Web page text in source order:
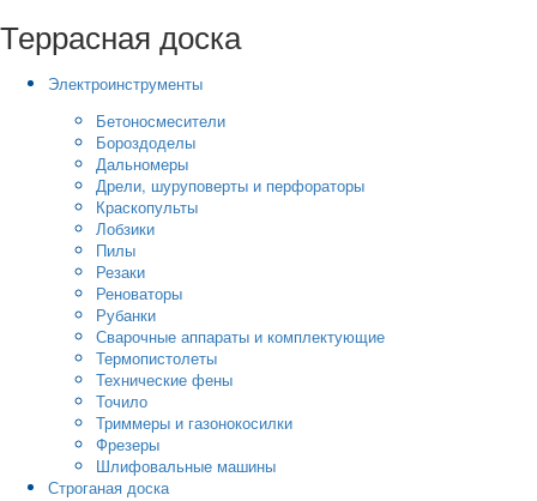
Террасная доска
Электроинструменты
Бетоносмесители
Бороздоделы
Дальномеры
Дрели, шуруповерты и перфораторы
Краскопульты
Лобзики
Пилы
Резаки
Реноваторы
Рубанки
Сварочные аппараты и комплектующие
Термопистолеты
Технические фены
Точило
Триммеры и газонокосилки
Фрезеры
Шлифовальные машины
Строганая доска